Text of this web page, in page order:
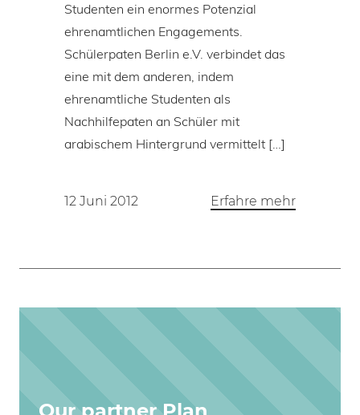
Studenten ein enormes Potenzial
ehrenamtlichen Engagements.
Schülerpaten Berlin e.V. verbindet das
eine mit dem anderen, indem
ehrenamtliche Studenten als
Nachhilfepaten an Schüler mit
arabischem Hintergrund vermittelt […]
12 Juni 2012 Erfahre mehr